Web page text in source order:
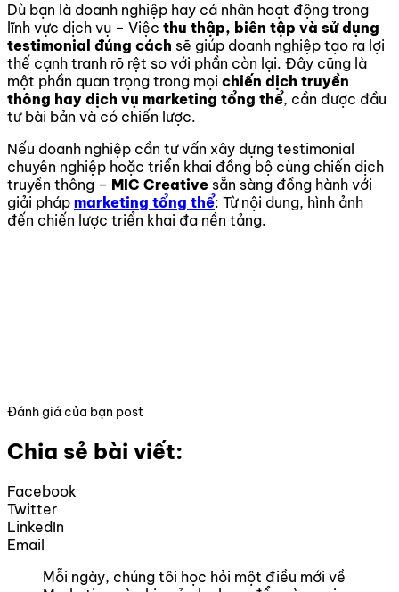
Dù bạn là doanh nghiệp hay cá nhân hoạt động trong
lĩnh vực dịch vụ – Việc thu thập, biên tập và sử dụng
testimonial đúng cách sẽ giúp doanh nghiệp tạo ra lợi
thế cạnh tranh rõ rệt so với phần còn lại. Đây cũng là
một phần quan trọng trong mọi chiến dịch truyền
thông hay dịch vụ marketing tổng thể, cần được đầu
tư bài bản và có chiến lược.
Nếu doanh nghiệp cần tư vấn xây dựng testimonial
chuyên nghiệp hoặc triển khai đồng bộ cùng chiến dịch
truyền thông – MIC Creative sẵn sàng đồng hành với
giải pháp marketing tổng thể: Từ nội dung, hình ảnh
đến chiến lược triển khai đa nền tảng.
Đánh giá của bạn post
Chia sẻ bài viết:
Facebook
Twitter
LinkedIn
Email
Mỗi ngày, chúng tôi học hỏi một điều mới về